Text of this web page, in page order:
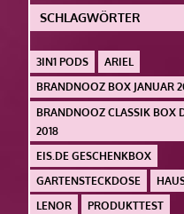
SCHLAGWÖRTER
3IN1 PODS
ARIEL
BRANDNOOZ BOX JANUAR
BRANDNOOZ CLASSIK BOX
2018
EIS.DE GESCHENKBOX
GARTENSTECKDOSE
LENOR
PRODUKTTEST